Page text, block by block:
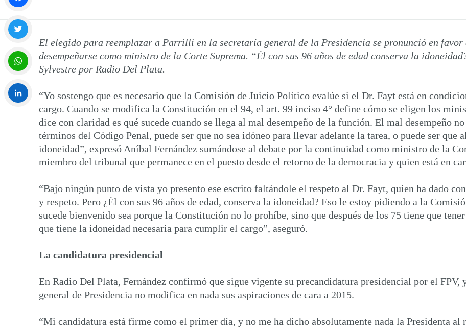
El elegido para reemplazar a Parrilli en la secretaría general de la Presidencia se pronunció en
desempeñarse como ministro de la Corte Suprema. “Él con sus 96 años de edad conserva la
Sylvestre por Radio Del Plata.
“Yo sostengo que es necesario que la Comisión de Juicio Político evalúe si el Dr. Fayt está en
cargo. Cuando se modifica la Constitución en el 94, el art. 99 inciso 4° define cómo se eligen los
dice con claridad es qué sucede cuando se llega al mal desempeño de la función. El mal desempeño
términos del Código Penal, puede ser que no sea idóneo para llevar adelante la tarea, o puede ser que
idoneidad”, expresó Aníbal Fernández sumándose al debate por la continuidad como ministro de la
miembro del tribunal que permanece en el puesto desde el retorno de la democracia y quien está en
“Bajo ningún punto de vista yo presento ese escrito faltándole el respeto al Dr. Fayt, quien ha dado
y respeto. Pero ¿Él con sus 96 años de edad, conserva la idoneidad? Eso le estoy pidiendo a la
sucede bienvenido sea porque la Constitución no lo prohíbe, sino que después de los 75 tiene que
que tiene la idoneidad necesaria para cumplir el cargo”, aseguró.
La candidatura presidencial
En Radio Del Plata, Fernández confirmó que sigue vigente su precandidatura presidencial por el
general de Presidencia no modifica en nada sus aspiraciones de cara a 2015.
“Mi candidatura está firme como el primer día, y no me ha dicho absolutamente nada la Presidenta al
Facebook
Twitter
WhatsApp